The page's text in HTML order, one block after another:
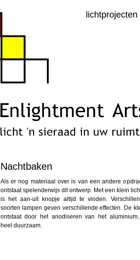
lichtprojecten
Nachtbaken
Als er nog materiaal over is van een andere
ontstaat spelenderwijs dit ontwerp. Met een klein
is het aan-uit knopje altijd te vinden.
soorten lampen geven verschillende effecten. De
ontstaat door het anodiseren van het
heel duurzaam.